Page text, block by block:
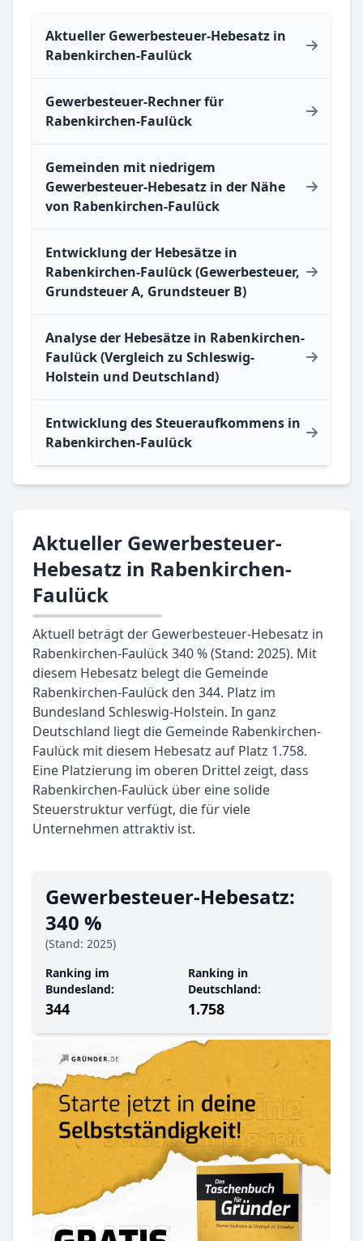
Aktueller Gewerbesteuer-Hebesatz in
Rabenkirchen-Faulück
Gewerbesteuer-Rechner für
Rabenkirchen-Faulück
Gemeinden mit niedrigem
Gewerbesteuer-Hebesatz in der Nähe
von Rabenkirchen-Faulück
Entwicklung der Hebesätze in
Rabenkirchen-Faulück (Gewerbesteuer,
Grundsteuer A, Grundsteuer B)
Analyse der Hebesätze in Rabenkirchen-
Faulück (Vergleich zu Schleswig-
Holstein und Deutschland)
Entwicklung des Steueraufkommens in
Rabenkirchen-Faulück
Aktueller Gewerbesteuer-
Hebesatz in Rabenkirchen-
Faulück
Aktuell beträgt der Gewerbesteuer-Hebesatz in
Rabenkirchen-Faulück 340 % (Stand: 2025). Mit
diesem Hebesatz belegt die Gemeinde
Rabenkirchen-Faulück den 344. Platz im
Bundesland Schleswig-Holstein. In ganz
Deutschland liegt die Gemeinde Rabenkirchen-
Faulück mit diesem Hebesatz auf Platz 1.758.
Eine Platzierung im oberen Drittel zeigt, dass
Rabenkirchen-Faulück über eine solide
Steuerstruktur verfügt, die für viele
Unternehmen attraktiv ist.
Gewerbe­steuer-Hebe­satz:
340 %
(Stand: 2025)
Ranking im
Bundesland:
344
Ranking in
Deutschland:
1.758